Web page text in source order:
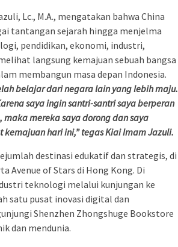
Lc., M.A., mengatakan bahwa China
tantangan sejarah hingga menjelma
pendidikan, ekonomi, industri,
langsung kemajuan sebuah bangsa
membangun masa depan Indonesia.
belajar dari negara lain yang lebih maju.
saya ingin santri-santri saya berperan
mereka saya dorong dan saya
hari ini,” tegas Kiai Imam Jazuli.
destinasi edukatif dan strategis, di
Avenue of Stars di Hong Kong. Di
teknologi melalui kunjungan ke
satu pusat inovasi digital dan
Shenzhen Zhongshuge Bookstore
dan mendunia.